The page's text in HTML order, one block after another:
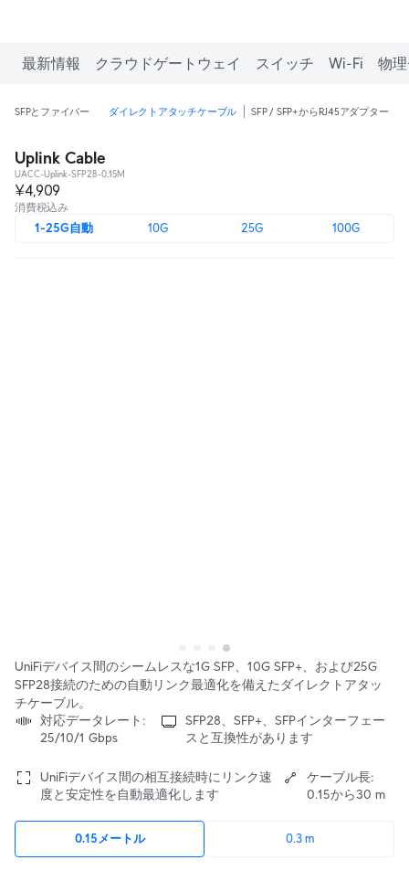
最新情報 クラウドゲートウェイ スイッチ Wi-Fi 物
SFPとファイバー ダイレクトアタッチケーブル SFP / SFP+からRJ45アダプター
Uplink Cable
UACC-Uplink-SFP28-0.15M
¥4,909
消費税込み
1-25G自動 10G 25G 100G
UniFiデバイス間のシームレスな1G SFP、10G SFP+、および25G
SFP28接続のための自動リンク最適化を備えたダイレクトアタッ
チケーブル。
対応データレート:
25/10/1 Gbps
SFP28、SFP+、SFPインターフェー
スと互換性があります
UniFiデバイス間の相互接続時にリンク速
度と安定性を自動最適化します
ケーブル長:
0.15から30 m
0.15メートル 0.3 m